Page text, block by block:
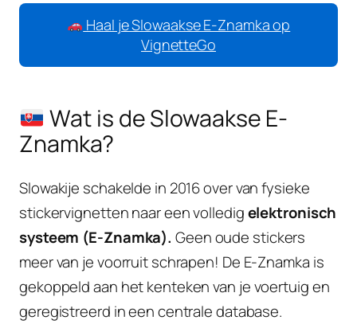
Haal je Slowaakse E-Znamka op
VignetteGo
Wat is de Slowaakse E-
Znamka?
Slowakije schakelde in 2016 over van fysieke
stickervignetten naar een volledigelektronisch
systeem (E-Znamka). Geen oude stickers
meer van je voorruit schrapen! De E-Znamka is
gekoppeld aan het kenteken van je voertuig en
geregistreerd in een centrale database.